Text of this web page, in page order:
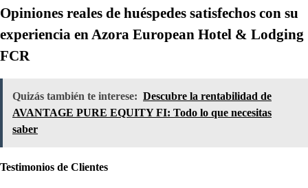
Opiniones reales de huéspedes satisfechos con su
experiencia en Azora European Hotel & Lodging
FCR
Quizás también te interese: Descubre la rentabilidad de
AVANTAGE PURE EQUITY FI: Todo lo que necesitas
saber
Testimonios de Clientes